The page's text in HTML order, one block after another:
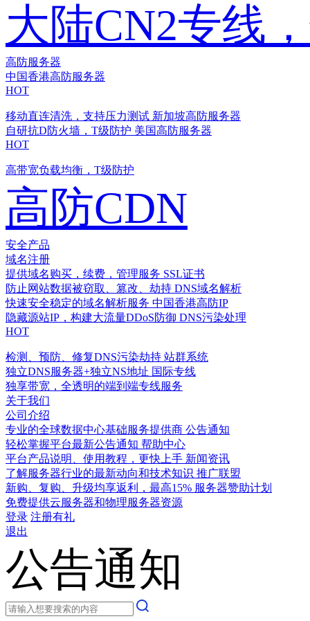
大陆CN2专线
高防服务器
中国香港高防服务器
HOT
移动直连清洗，支持压力测试 新加坡高防服务器
自研抗D防火墙，T级防护 美国高防服务器
HOT
高带宽负载均衡，T级防护
高防CDN
安全产品
域名注册
提供域名购买，续费，管理服务 SSL证书
防止网站数据被窃取、篡改、劫持 DNS域名解析
快速安全稳定的域名解析服务 中国香港高防IP
隐藏源站IP，构建大流量DDoS防御 DNS污染处理
HOT
检测、预防、修复DNS污染劫持 站群系统
独立DNS服务器+独立NS地址 国际专线
独享带宽，全透明的端到端专线服务
关于我们
公司介绍
专业的全球数据中心基础服务提供商 公告通知
轻松掌握平台最新公告通知 帮助中心
平台产品说明、使用教程，更快上手 新闻资讯
了解服务器行业的最新动向和技术知识 推广联盟
新购、复购、升级均享返利，最高15% 服务器赞助计划
免费提供云服务器和物理服务器资源
登录 注册有礼
退出
公告通知